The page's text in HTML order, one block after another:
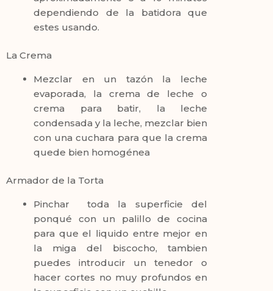
dependiendo de la batidora que
estes usando.
La Crema
Mezclar en un tazón la leche
evaporada, la crema de leche o
crema para batir, la leche
condensada y la leche, mezclar bien
con una cuchara para que la crema
quede bien homogénea
Armador de la Torta
Pinchar toda la superficie del
ponqué con un palillo de cocina
para que el liquido entre mejor en
la miga del biscocho, tambien
puedes introducir un tenedor o
hacer cortes no muy profundos en